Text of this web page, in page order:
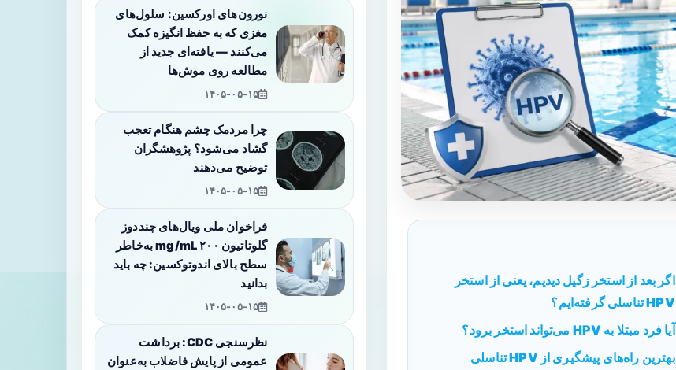
اگر بعد از استخر زگیل دیدیم، یعنی از استخر
HPV تناسلی گرفته‌ایم؟
آیا فرد مبتلا به HPV می‌تواند استخر برود؟
بهترین راه‌های پیشگیری از HPV تناسلی
نورون‌های اورکسین: سلول‌های
مغزی که به حفظ انگیزه کمک
می‌کنند — یافته‌ای جدید از
مطالعه روی موش‌ها
۱۴۰۵-۰۵-۱۵
چرا مردمک چشم هنگام تعجب
گشاد می‌شود؟ پژوهشگران
توضیح می‌دهند
۱۴۰۵-۰۵-۱۵
فراخوان ملی ویال‌های چنددوز
گلوتاتیون ۲۰۰ mg/mL به‌خاطر
سطح بالای اندوتوکسین: چه باید
بدانید
۱۴۰۵-۰۵-۱۵
نظرسنجی CDC: برداشت
عمومی از پایش فاضلاب به‌عنوان